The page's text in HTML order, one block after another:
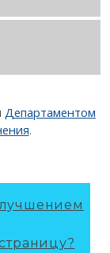
Департаментом
.